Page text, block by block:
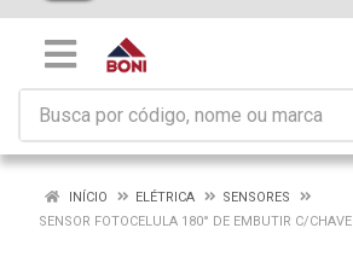
INÍCIO ELÉTRICA
SENSORES
SENSOR FOTOCELULA 180° DE EMBUTIR C/CHAVE